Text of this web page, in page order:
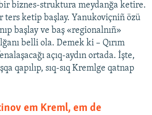
biznes-struktura meydanğa ketire.
ters ketip başlay. Yanukoviçniñ özü
başlay ve baş «regionalnıñ»
belli ola. Demek ki – Qırım
açıq-aydın ortada. İşte,
qapılıp, sıq-sıq Kremlge qatnap
em Kreml, em de